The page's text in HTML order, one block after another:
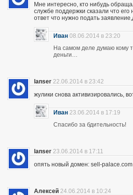
Мне интересно, кто нибудь
службе поддержки сказали что
ответ что нужно подать
Иван 08.06.2014 в 23:20
На самом деле думаю кому
деньги…
lanser 22.06.2014 в 23:42
жулики снова активизировались,
Иван 23.06.2014 в 17:19
Спасибо за бдительность!
lanser 23.06.2014 в 17:11
опять новый домен: sell-
Алексей 24.06.2014 в 10:24